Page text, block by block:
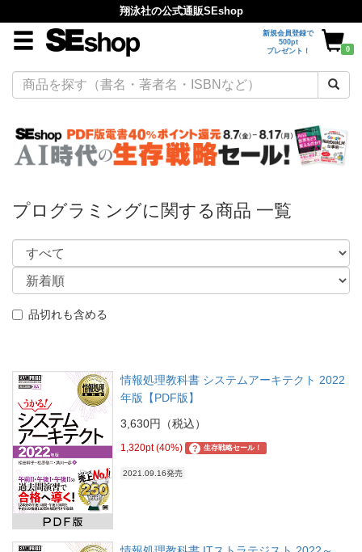
翔泳社の公式通販SEshop
新規会員登録で
500pt
プレゼント！
0
プログラミングに関する商品 一覧
品切れも含める
情報処理教科書 システムアーキテクト 2022
年版【PDF版】
3,630円（税込）
1,320pt (40%) ? 生存戦略セール！
2021.09.16発売